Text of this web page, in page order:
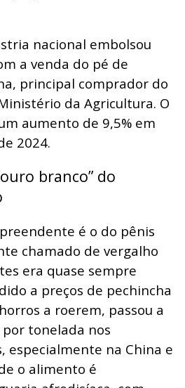
nacional embolsou
a venda do pé de
principal comprador do
da Agricultura. O
aumento de 9,5% em
2024.
branco” do
é o do pênis
chamado de vergalho
era quase sempre
a preços de pechincha
a roerem, passou a
tonelada nos
especialmente na China e
o alimento é